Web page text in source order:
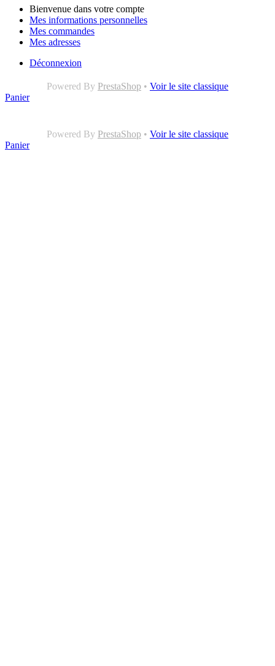
Bienvenue dans votre compte
Mes informations personnelles
Mes commandes
Mes adresses
Déconnexion
Powered By PrestaShop • Voir le site classique
Panier
Powered By PrestaShop • Voir le site classique
Panier